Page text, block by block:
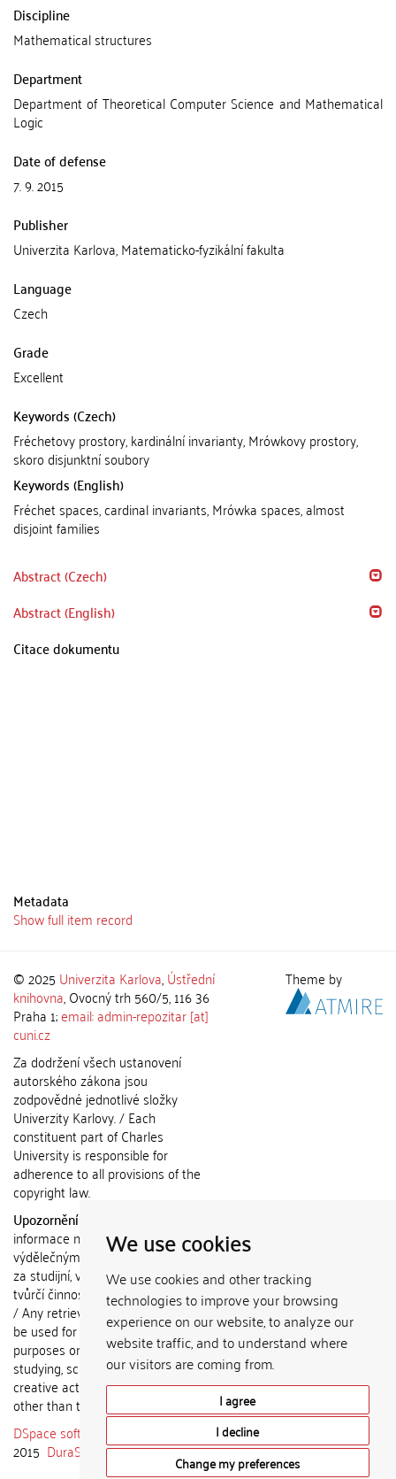
We use cookies
We use cookies and other tracking
technologies to improve your browsing
experience on our website, to analyze our
website traffic, and to understand where
our visitors are coming from.
I agree
I decline
Change my preferences
Discipline
Mathematical structures
Department
Department of Theoretical Computer Science and Mathematical
Logic
Date of defense
7. 9. 2015
Publisher
Univerzita Karlova, Matematicko-fyzikální fakulta
Language
Czech
Grade
Excellent
Keywords (Czech)
Fréchetovy prostory, kardinální invarianty, Mrówkovy prostory,
skoro disjunktní soubory
Keywords (English)
Fréchet spaces, cardinal invariants, Mrówka spaces, almost
disjoint families
Abstract (Czech)
Abstract (English)
Citace dokumentu
Metadata
Show full item record
© 2025 Univerzita Karlova,Ústřední
knihovna, Ovocný trh 560/5, 116 36
Praha 1;email: admin-repozitar [at]
cuni.cz
Za dodržení všech ustanovení
autorského zákona jsou
zodpovědné jednotlivé složky
Univerzity Karlovy. / Each
constituent part of Charles
University is responsible for
adherence to all provisions of the
copyright law.
Upozornění / Notice:
informace nemohou být použity k
výdělečným účelům nebo vydávány
za studijní, vědeckou nebo jinou
tvůrčí činnost jiné osoby než autora.
/ Any retrieved information shall not
be used for any commercial
purposes or claimed as results of
studying, scientific or any other
creative activities of any person
other than the author.
DSpace software
2015 DuraSpace
Theme by